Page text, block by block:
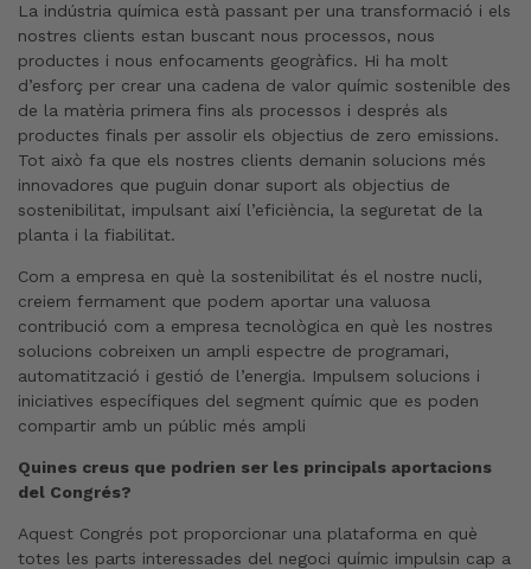
La indústria química està passant per una transformació i els
nostres clients estan buscant nous processos, nous
productes i nous enfocaments geogràfics. Hi ha molt
d’esforç per crear una cadena de valor químic sostenible des
de la matèria primera fins als processos i després als
productes finals per assolir els objectius de zero emissions.
Tot això fa que els nostres clients demanin solucions més
innovadores que puguin donar suport als objectius de
sostenibilitat, impulsant així l’eficiència, la seguretat de la
planta i la fiabilitat.
Com a empresa en què la sostenibilitat és el nostre nucli,
creiem fermament que podem aportar una valuosa
contribució com a empresa tecnològica en què les nostres
solucions cobreixen un ampli espectre de programari,
automatització i gestió de l’energia. Impulsem solucions i
iniciatives específiques del segment químic que es poden
compartir amb un públic més ampli
Quines creus que podrien ser les principals aportacions
del Congrés?
Aquest Congrés pot proporcionar una plataforma en què
totes les parts interessades del negoci químic impulsin cap a